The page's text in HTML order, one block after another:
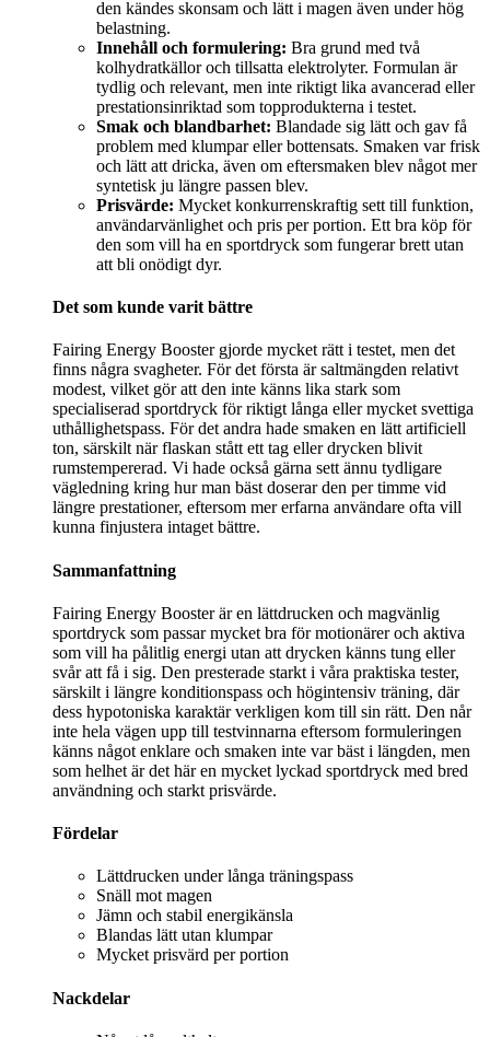
den kändes skonsam och lätt i magen även under hög
belastning.
Innehåll och formulering: Bra grund med två
kolhydratkällor och tillsatta elektrolyter. Formulan är
tydlig och relevant, men inte riktigt lika avancerad eller
prestationsinriktad som topprodukterna i testet.
Smak och blandbarhet: Blandade sig lätt och gav få
problem med klumpar eller bottensats. Smaken var frisk
och lätt att dricka, även om eftersmaken blev något mer
syntetisk ju längre passen blev.
Prisvärde: Mycket konkurrenskraftig sett till funktion,
användarvänlighet och pris per portion. Ett bra köp för
den som vill ha en sportdryck som fungerar brett utan
att bli onödigt dyr.
Det som kunde varit bättre
Fairing Energy Booster gjorde mycket rätt i testet, men det
finns några svagheter. För det första är saltmängden relativt
modest, vilket gör att den inte känns lika stark som
specialiserad sportdryck för riktigt långa eller mycket svettiga
uthållighetspass. För det andra hade smaken en lätt artificiell
ton, särskilt när flaskan stått ett tag eller drycken blivit
rumstempererad. Vi hade också gärna sett ännu tydligare
vägledning kring hur man bäst doserar den per timme vid
längre prestationer, eftersom mer erfarna användare ofta vill
kunna finjustera intaget bättre.
Sammanfattning
Fairing Energy Booster är en lättdrucken och magvänlig
sportdryck som passar mycket bra för motionärer och aktiva
som vill ha pålitlig energi utan att drycken känns tung eller
svår att få i sig. Den presterade starkt i våra praktiska tester,
särskilt i längre konditionspass och högintensiv träning, där
dess hypotoniska karaktär verkligen kom till sin rätt. Den når
inte hela vägen upp till testvinnarna eftersom formuleringen
känns något enklare och smaken inte var bäst i längden, men
som helhet är det här en mycket lyckad sportdryck med bred
användning och starkt prisvärde.
Fördelar
Lättdrucken under långa träningspass
Snäll mot magen
Jämn och stabil energikänsla
Blandas lätt utan klumpar
Mycket prisvärd per portion
Nackdelar